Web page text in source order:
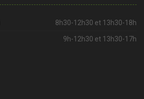
8h30-12h30 et 13h30-18h
9h-12h30 et 13h30-17h